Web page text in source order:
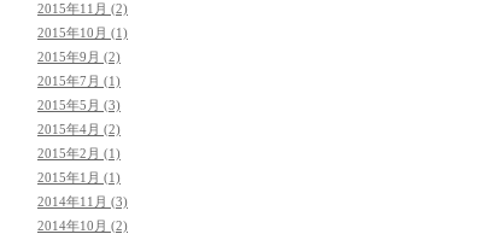
2015年11月 (2)
2015年10月 (1)
2015年9月 (2)
2015年7月 (1)
2015年5月 (3)
2015年4月 (2)
2015年2月 (1)
2015年1月 (1)
2014年11月 (3)
2014年10月 (2)